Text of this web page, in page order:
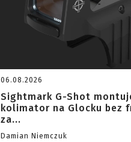
06.08.2026
Sightmark G-Shot
kolimator na Glocku bez
za...
Damian Niemczuk